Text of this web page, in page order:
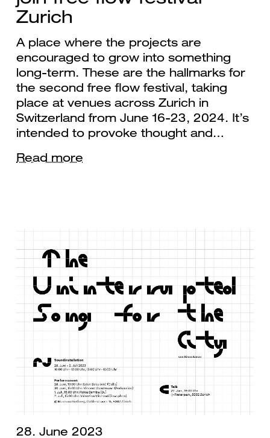
Zurich
A place where the projects are
encouraged to grow into something
long-term. These are the hallmarks for
the second free flow festival, taking
place at venues across Zurich in
Switzerland from June 16-23, 2024. It’s
intended to provoke thought and…
Read more
28. June 2023